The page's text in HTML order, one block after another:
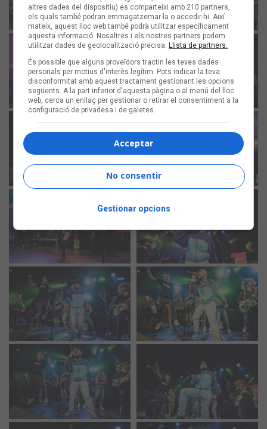
altres dades del dispositiu) es comparteixi amb 210 partners,
els quals també podran emmagatzemar-la o accedir-hi. Així
mateix, aquest lloc web també podrà utilitzar específicament
aquesta informació. Nosaltres i els nostres partners podem
utilitzar dades de geolocalització precisa. Llista de partners.
És possible que alguns proveïdors tractin les teves dades
personals per motius d'interès legítim. Pots indicar la teva
disconformitat amb aquest tractament gestionant les opcions
següents. A la part inferior d'aquesta pàgina o al menú del lloc
web, cerca un enllaç per gestionar o retirar el consentiment a la
configuració de privadesa i de galetes.
Acceptar
No consentir
Gestionar opcions